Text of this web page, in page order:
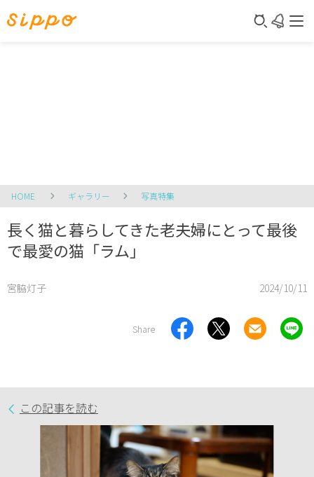
HOME ギャラリー 写真特集
長く猫と暮らしてきた老夫婦にとって最後
で最愛の猫「ラム」
宮脇灯子 2024/10/11
Share
この記事を読む